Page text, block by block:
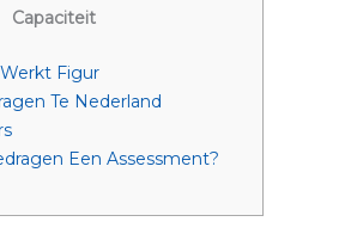
Capaciteit
Figur
Te Nederland
Een Assessment?